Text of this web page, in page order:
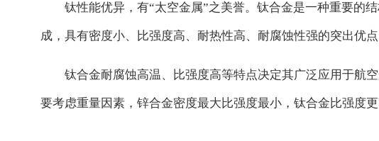
钛性能优异，有“太空金属”之美誉。钛合金是一种重要的
成，具有密度小、比强度高、耐热性高、耐腐蚀性强的突出优
钛合金耐腐蚀高温、比强度高等特点决定其广泛应用于航
要考虑重量因素，锌合金密度最大比强度最小，钛合金比强度